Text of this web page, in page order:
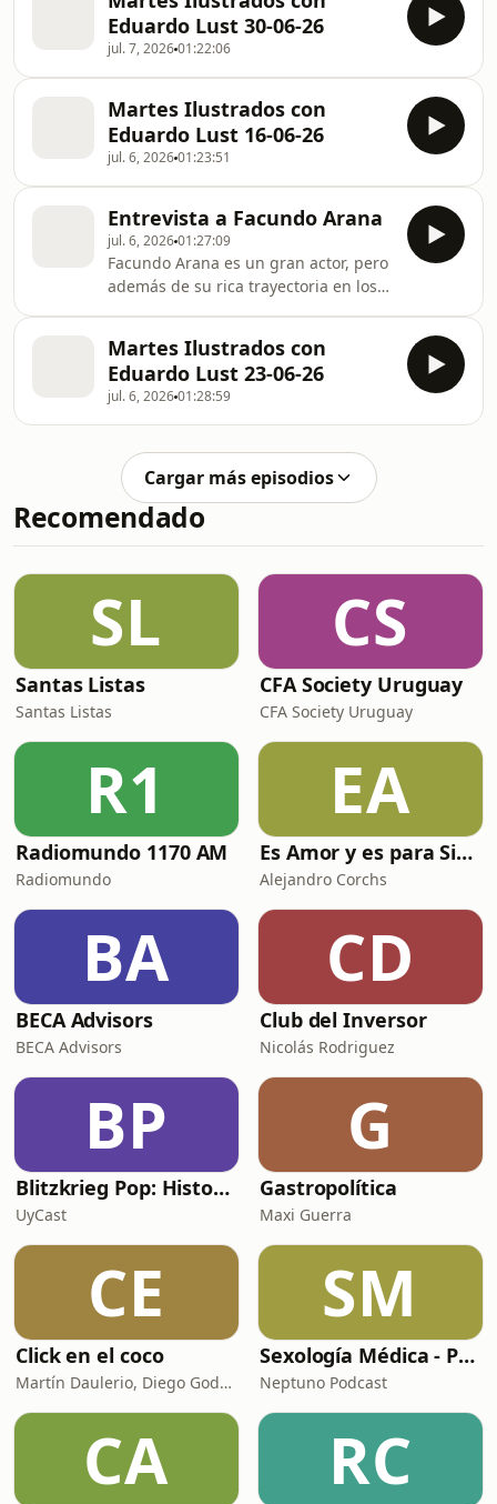
Eduardo Lust 30-06-26
jul. 7, 202601:22:06
Martes Ilustrados con
Eduardo Lust 16-06-26
jul. 6, 202601:23:51
Entrevista a Facundo Arana
jul. 6, 202601:27:09
Facundo Arana es un gran actor, pero
además de su rica trayectoria en los
cumbre y escalar montañas es su
pasión. Así contó de sus inicios
subiendo el Aconcagua, también el
Everest y su última experiencia en
Nepal, subir el Ama Dablam.
Hablamos del Mundial y de su amor
por la Selección Argentina y Lionel
Messi, del mundial de Argentina 78
Martes Ilustrados con
Eduardo Lust 23-06-26
jul. 6, 202601:28:59
Cargar más episodios
Recomendado
SL
Santas Listas
Santas Listas
CS
CFA Society Uruguay
CFA Society Uruguay
R1
Radiomundo 1170 AM
Radiomundo
EA
Es Amor y es para Siempre
Alejandro Corchs
BA
BECA Advisors
BECA Advisors
CD
Club del Inversor
Nicolás Rodriguez
BP
Blitzkrieg Pop: Historias de la Segunda Guerra Mundial
UyCast
G
Gastropolítica
Maxi Guerra
CE
Click en el coco
Martín Daulerio, Diego Godoy y Edu Sanguinetti
SM
Sexología Médica - Podcast del Dr. Santiago Cedrés
Neptuno Podcast
CA RC